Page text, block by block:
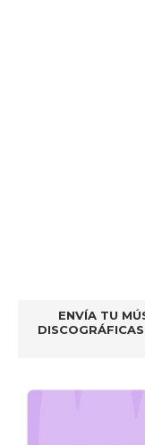
ENVÍA TU